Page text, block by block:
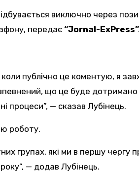
передає “Jornal-
публічно це коментую, я
що це буде
процеси”, — сказав Лубінець.
роботу.
групах, які ми в першу
— додав Лубінець.